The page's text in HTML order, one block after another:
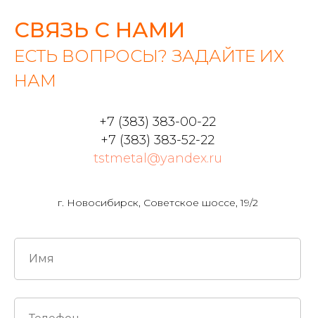
СВЯЗЬ С НАМИ
ЕСТЬ ВОПРОСЫ? ЗАДАЙТЕ ИХ
НАМ
+7 (383) 383-00-22
+7 (383) 383-52-22
tstmetal@yandex.ru
г. Новосибирск, Советское шоссе, 19/2